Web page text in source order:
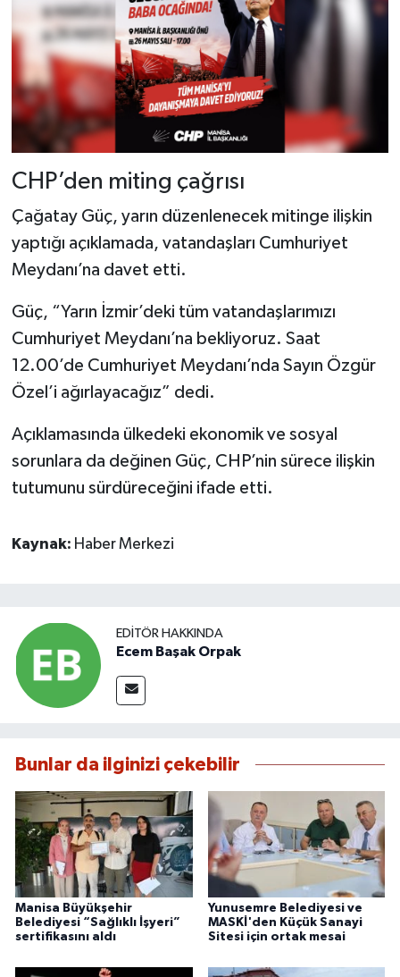
CHP’den miting çağrısı
Çağatay Güç, yarın düzenlenecek mitinge ilişkin
yaptığı açıklamada, vatandaşları Cumhuriyet
Meydanı’na davet etti.
Güç, “Yarın İzmir’deki tüm vatandaşlarımızı
Cumhuriyet Meydanı’na bekliyoruz. Saat
12.00’de Cumhuriyet Meydanı’nda Sayın Özgür
Özel’i ağırlayacağız” dedi.
Açıklamasında ülkedeki ekonomik ve sosyal
sorunlara da değinen Güç, CHP’nin sürece ilişkin
tutumunu sürdüreceğini ifade etti.
Kaynak: Haber Merkezi
EDITÖR HAKKINDA
Ecem Başak Orpak
Bunlar da ilginizi çekebilir
Manisa Büyükşehir
Belediyesi “Sağlıklı İşyeri”
sertifikasını aldı
Yunusemre Belediyesi ve
MASKİ'den Küçük Sanayi
Sitesi için ortak mesai